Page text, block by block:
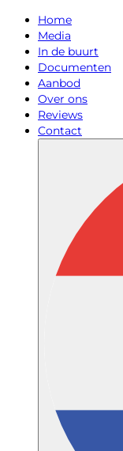
Home
Media
In de buurt
Documenten
Aanbod
Over ons
Reviews
Contact